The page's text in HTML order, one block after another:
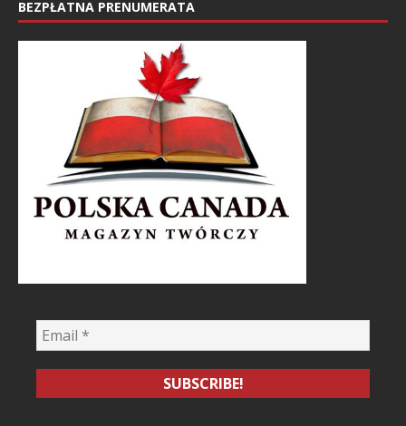
BEZPŁATNA PRENUMERATA